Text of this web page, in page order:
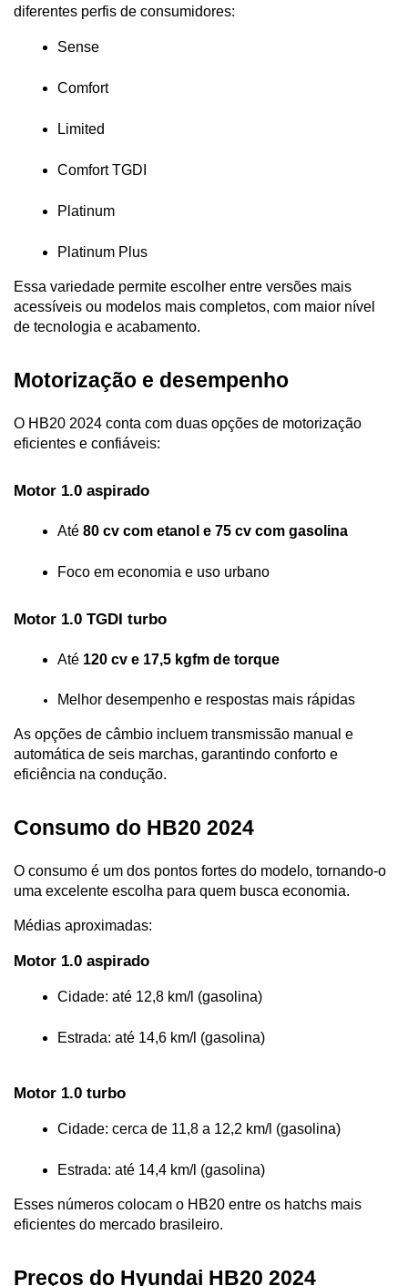
diferentes perfis de consumidores:
Sense
Comfort
Limited
Comfort TGDI
Platinum
Platinum Plus
Essa variedade permite escolher entre versões mais
acessíveis ou modelos mais completos, com maior nível
de tecnologia e acabamento.
Motorização e desempenho
O HB20 2024 conta com duas opções de motorização
eficientes e confiáveis:
Motor 1.0 aspirado
Até 80 cv com etanol e 75 cv com gasolina
Foco em economia e uso urbano
Motor 1.0 TGDI turbo
Até 120 cv e 17,5 kgfm de torque
Melhor desempenho e respostas mais rápidas
As opções de câmbio incluem transmissão manual e
automática de seis marchas, garantindo conforto e
eficiência na condução.
Consumo do HB20 2024
O consumo é um dos pontos fortes do modelo, tornando-o
uma excelente escolha para quem busca economia.
Médias aproximadas:
Motor 1.0 aspirado
Cidade: até 12,8 km/l (gasolina)
Estrada: até 14,6 km/l (gasolina)
Motor 1.0 turbo
Cidade: cerca de 11,8 a 12,2 km/l (gasolina)
Estrada: até 14,4 km/l (gasolina)
Esses números colocam o HB20 entre os hatchs mais
eficientes do mercado brasileiro.
Preços do Hyundai HB20 2024